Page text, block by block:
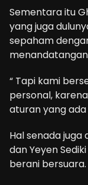
Sementara itu
yang juga
sepaham
“ Tapi kami
personal,
aturan yang ada
Hal senada juga
dan Yeyen
berani bersuara.